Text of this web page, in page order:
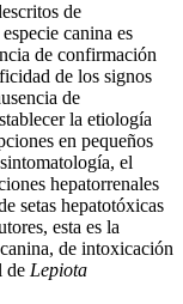
de
canina es
de confirmación
de los signos
de
la etiología
en pequeños
el
hepatorrenales
setas hepatotóxicas
esta es la
de intoxicación
de Lepiota